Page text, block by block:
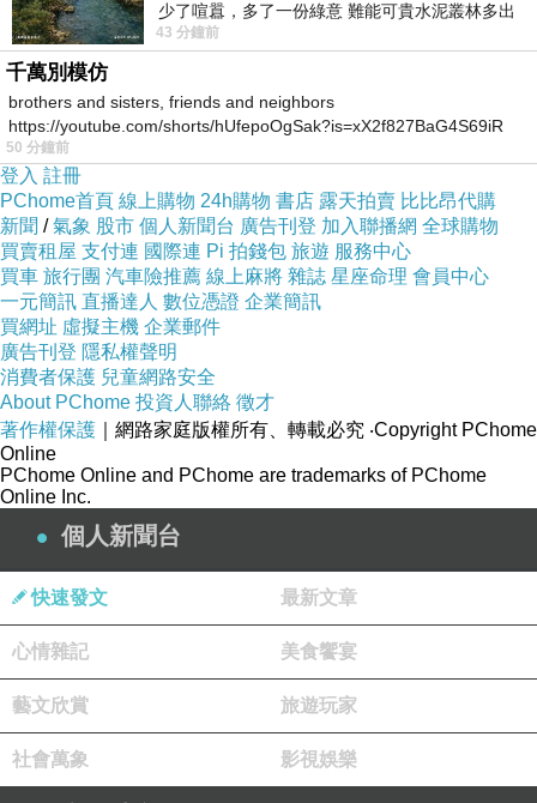
自動收盤機器人
真人外場可能只剩：
客訴處理
高端服務
氣氛互動
3.飲料調製員
這其實非常容易自動化。
因為飲料：
配方固定
誤差容忍低
容易量化
AI飲料店已經開始出現：
自動封膜
AI 配糖
機械手搖飲
咖啡機器人
未來：
一人可管理多台飲料機。
尤其連鎖飲料店會大量導入。
少了喧囂，多了一份綠意 難能可貴水泥叢林多出
一
43 分鐘前
千萬別模仿
brothers and sisters, friends and neighbors
https://youtube.com/shorts/hUfepoOgSak?is=xX2f827BaG4S69iR
https
50 分鐘前
登入 註冊
PChome首頁 線上購物 24h購物 書店 露天拍賣 比比昂代購
新聞 /氣象 股市 個人新聞台 廣告刊登 加入聯播網 全球購物
買賣租屋 支付連 國際連 Pi 拍錢包 旅遊 服務中心
買車 旅行團 汽車險推薦 線上麻將 雜誌 星座命理 會員中心
一元簡訊 直播達人 數位憑證 企業簡訊
買網址 虛擬主機 企業郵件
廣告刊登 隱私權聲明
消費者保護 兒童網路安全
About PChome 投資人聯絡 徵才
著作權保護 ｜網路家庭版權所有、轉載必究 ‧Copyright PChome
Online
PChome Online and PChome are trademarks of PChome
Online Inc.
個人新聞台
快速發文 最新文章
心情雜記 美食饗宴
藝文欣賞 旅遊玩家
社會萬象 影視娛樂